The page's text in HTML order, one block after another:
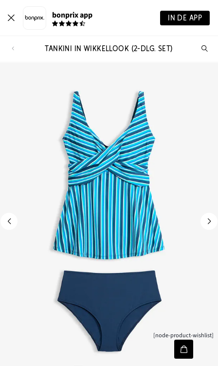
bonprix app IN DE APP
TANKINI IN WIKKELLOOK (2-DLG. SET)
[node-product-wishlist]